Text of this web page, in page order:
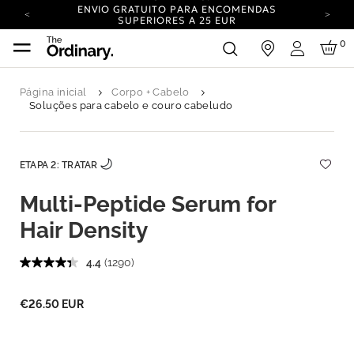
ENVIO GRATUITO PARA ENCOMENDAS
SUPERIORES A 25 EUR
ENVIO NEUTRO EM CARBONO EM TODAS AS
A SUA CONTA TEM UM NOVO VISUAL.
ENVIO GRATUITO PARA ENCOMENDAS
SUPERIORES A 25 EUR
Iniciar
0
sessão
Página inicial
Corpo + Cabelo
Soluções para cabelo e couro cabeludo
ETAPA 2: TRATAR
Multi-Peptide Serum for
Hair Density
4.4 (1290)
€26.50 EUR